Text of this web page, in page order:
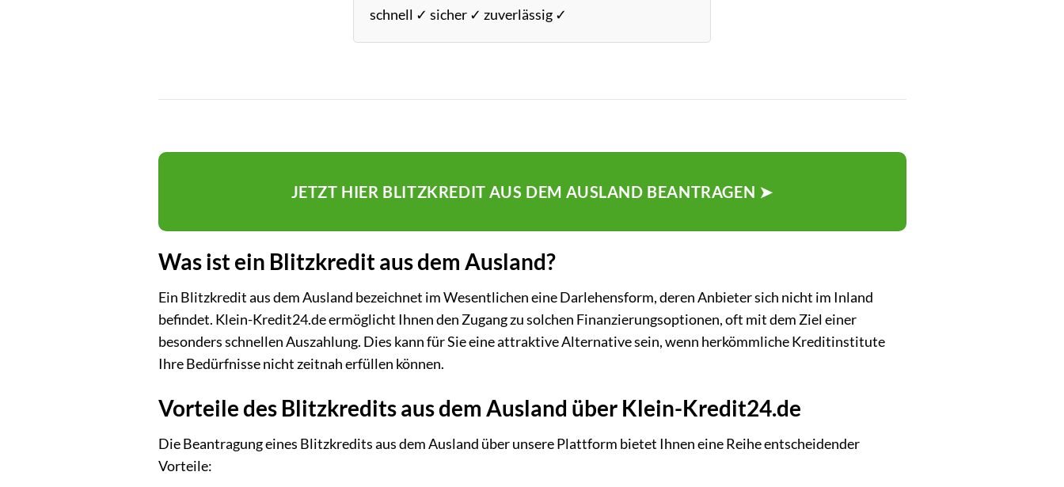
schnell ✓ sicher ✓ zuverlässig ✓
JETZT HIER BLITZKREDIT AUS DEM AUSLAND BEANTRAGEN ➤
Was ist ein Blitzkredit aus dem Ausland?
Ein Blitzkredit aus dem Ausland bezeichnet im Wesentlichen eine Darlehensform, deren Anbieter sich nicht im Inland
befindet. Klein-Kredit24.de ermöglicht Ihnen den Zugang zu solchen Finanzierungsoptionen, oft mit dem Ziel einer
besonders schnellen Auszahlung. Dies kann für Sie eine attraktive Alternative sein, wenn herkömmliche Kreditinstitute
Ihre Bedürfnisse nicht zeitnah erfüllen können.
Vorteile des Blitzkredits aus dem Ausland über Klein-Kredit24.de
Die Beantragung eines Blitzkredits aus dem Ausland über unsere Plattform bietet Ihnen eine Reihe entscheidender
Vorteile: